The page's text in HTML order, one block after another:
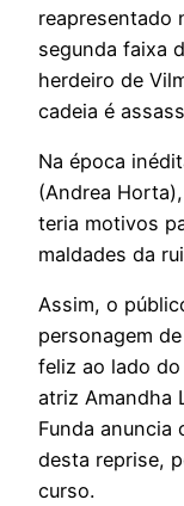
reapresentado
segunda faixa
herdeiro de
cadeia é
Na época
(Andrea
teria motivos
maldades da
Assim, o
personagem
feliz ao lado
atriz Amandha
Funda anuncia
desta reprise,
curso.